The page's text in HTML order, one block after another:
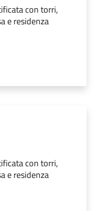
con torri,
e residenza
con torri,
e residenza